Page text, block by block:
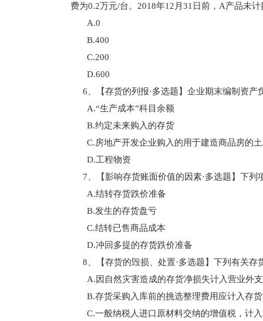
费为0.2万元/台。2018年12月31日前，A产品
A.0
B.400
C.200
D.600
6、【存货的列报·多选题】企业期末编制资
A.“生产成本”科目余额
B.约定未来购入的存货
C.房地产开发企业购入的用于建造商品房的
D.工程物资
7、【影响存货账面价值的因素·多选题】下
A.结转存货跌价准备
B.发生的存货盘亏
C.结转已售商品成本
D.冲回多提的存货跌价准备
8、【存货的毁损、处置·多选题】下列有
A.因自然灾害造成的存货净损失计入营业外
B.存货采购入库前的挑选整理费用应计入存
C.一般纳税人进口原材料交纳的增值税，计